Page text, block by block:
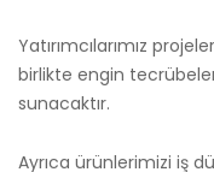
Yatırımcılarımız
birlikte engin
sunacaktır.
Ayrıca ürünlerimizi iş